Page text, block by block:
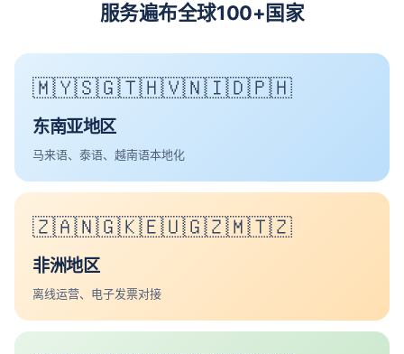
服务遍布全球100+国家
🇲🇾🇸🇬🇹🇭🇻🇳🇮🇩🇵🇭
东南亚地区
马来语、泰语、越南语本地化
🇿🇦🇳🇬🇰🇪🇺🇬🇿🇲🇹🇿
非洲地区
离线运营、电子发票对接